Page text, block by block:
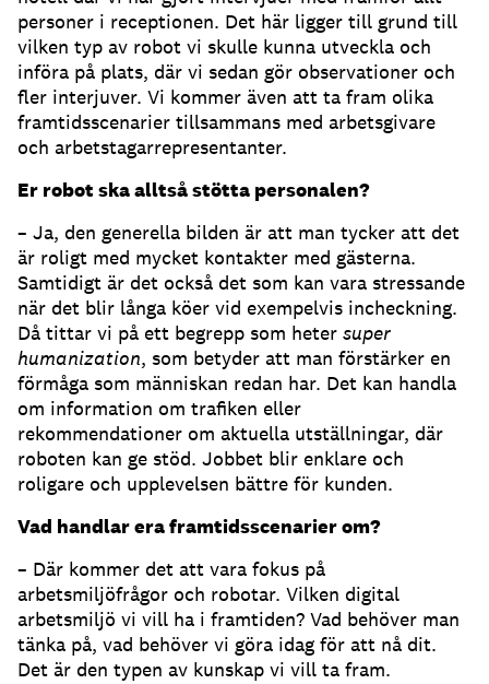
personer i receptionen. Det här ligger till grund till
vilken typ av robot vi skulle kunna utveckla och
införa på plats, där vi sedan gör observationer och
fler interjuver. Vi kommer även att ta fram olika
framtidsscenarier tillsammans med arbetsgivare
och arbetstagarrepresentanter.
Er robot ska alltså stötta personalen?
– Ja, den generella bilden är att man tycker att det
är roligt med mycket kontakter med gästerna.
Samtidigt är det också det som kan vara stressande
när det blir långa köer vid exempelvis incheckning.
Då tittar vi på ett begrepp som heter super
humanization, som betyder att man förstärker en
förmåga som människan redan har. Det kan handla
om information om trafiken eller
rekommendationer om aktuella utställningar, där
roboten kan ge stöd. Jobbet blir enklare och
roligare och upplevelsen bättre för kunden.
Vad handlar era framtidsscenarier om?
– Där kommer det att vara fokus på
arbetsmiljöfrågor och robotar. Vilken digital
arbetsmiljö vi vill ha i framtiden? Vad behöver man
tänka på, vad behöver vi göra idag för att nå dit.
Det är den typen av kunskap vi vill ta fram.